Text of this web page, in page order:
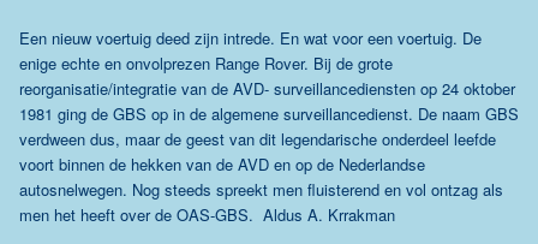
Een nieuw voertuig deed zijn intrede. En wat voor een voertuig. De
enige echte en onvolprezen Range Rover. Bij de grote
reorganisatie/integratie van de AVD- surveillancediensten op 24 oktober
1981 ging de GBS op in de algemene surveillancedienst. De naam GBS
verdween dus, maar de geest van dit legendarische onderdeel leefde
voort binnen de hekken van de AVD en op de Nederlandse
autosnelwegen. Nog steeds spreekt men fluisterend en vol ontzag als
men het heeft over de OAS-GBS. Aldus A. Krrakman